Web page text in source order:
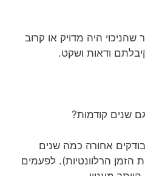
היה מדויק או קרוב
ודאות ושקט.
שנים קודמות?
אחורה כמה שנים
הזמן הרלוונטיות). לפעמים